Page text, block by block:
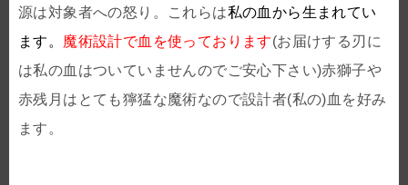
源は対象者への怒り。これらは私の血から生まれてい
ます。 魔術設計で血を使っております(お届けする刃に
は私の血はついていませんのでご安心下さい)赤獅子や
赤残月はとても獰猛な魔術なので設計者(私の)血を好み
ます。